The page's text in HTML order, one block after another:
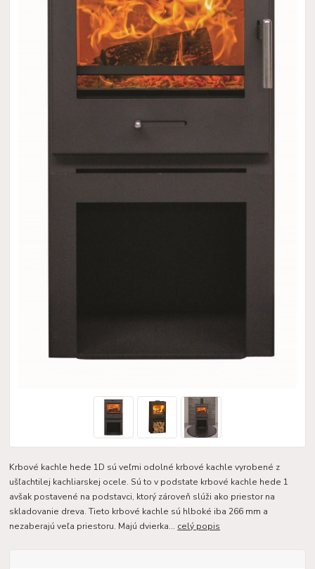
Krbové kachle hede 1D sú veľmi odolné krbové kachle vyrobené z
ušľachtilej kachliarskej ocele. Sú to v podstate krbové kachle hede 1
avšak postavené na podstavci, ktorý zároveň slúži ako priestor na
skladovanie dreva. Tieto krbové kachle sú hlboké iba 266 mm a
nezaberajú veľa priestoru. Majú dvierka... celý popis